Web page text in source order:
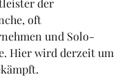
oft
und Solo-
Hier wird derzeit um